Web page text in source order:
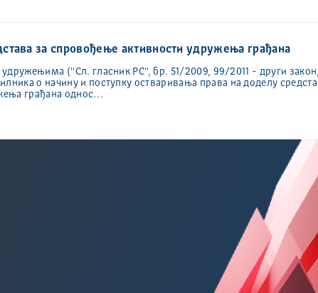
за спровођење активности удружења грађана
удружењима (''Сл. гласник РС'', бр. 51/2009, 99/2011 - други
о начину и поступку остваривања права на доделу
грађана однос…